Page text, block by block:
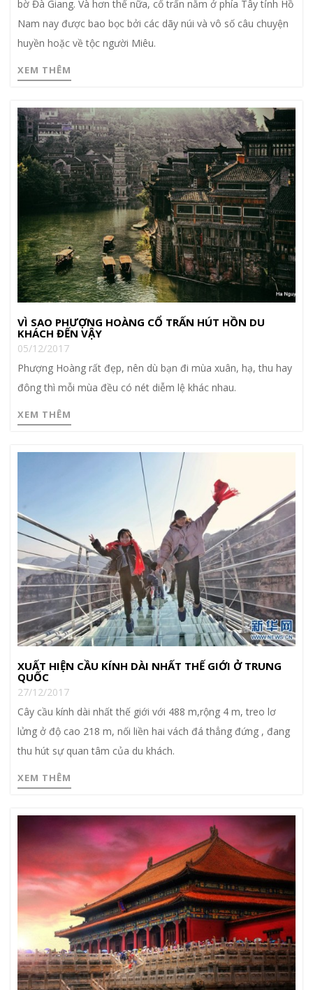
bờ Đà Giang. Và hơn thế nữa, cổ trấn nằm ở phía Tây tỉnh Hồ
Nam nay được bao bọc bởi các dãy núi và vô số câu chuyện
huyền hoặc về tộc người Miêu.
XEM THÊM
VÌ SAO PHƯỢNG HOÀNG CỔ TRẤN HÚT HỒN DU
KHÁCH ĐẾN VẬY
05/12/2017
Phượng Hoàng rất đẹp, nên dù bạn đi mùa xuân, hạ, thu hay
đông thì mỗi mùa đều có nét diễm lệ khác nhau.
XEM THÊM
XUẤT HIỆN CẦU KÍNH DÀI NHẤT THẾ GIỚI Ở TRUNG
QUỐC
27/12/2017
Cây cầu kính dài nhất thế giới với 488 m,rộng 4 m, treo lơ
lửng ở độ cao 218 m, nối liền hai vách đá thẳng đứng , đang
thu hút sự quan tâm của du khách.
XEM THÊM